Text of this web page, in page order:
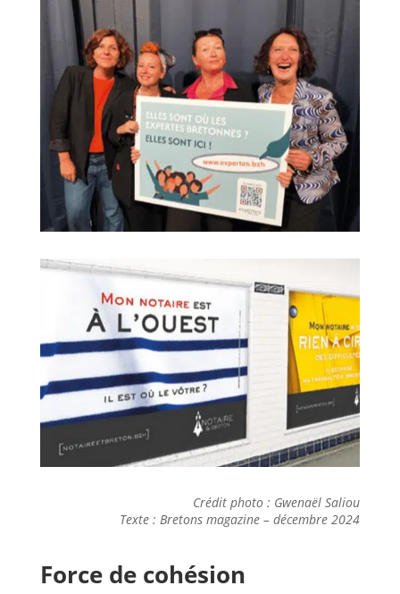
Crédit photo : Gwenaël Saliou
Texte : Bretons magazine – décembre 2024
Force de cohésion